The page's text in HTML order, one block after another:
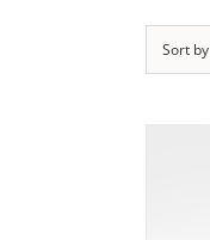
Sort by